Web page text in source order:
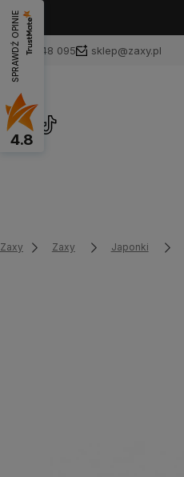
601 748 095 sklep@zaxy.pl
Zaxy Zaxy Japonki
SPRAWDŹ OPINIE
4.8